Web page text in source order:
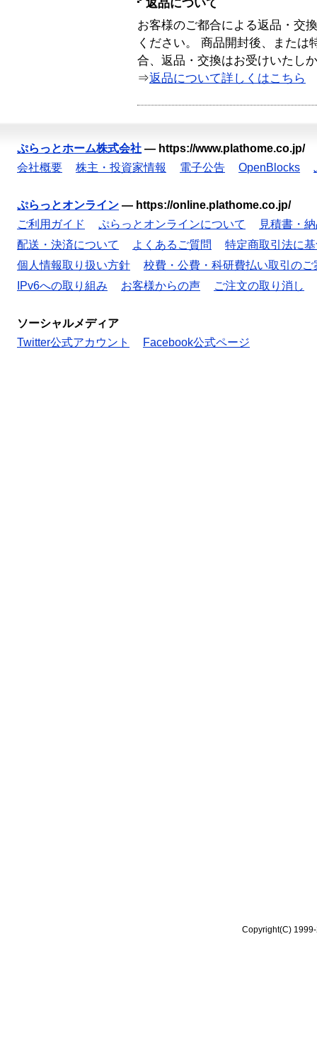
返品について
お客様のご都合による返品・交
ください。 商品開封後、または
合、返品・交換はお受けいたし
⇒返品について詳しくはこちら
ぷらっとホーム株式会社 — https://www.plathome.co.jp/
会社概要
株主・投資家情報 電子公告 OpenBlocks
ぷらっとオンライン — https://online.plathome.co.jp/
ご利用ガイド
ぷらっとオンラインについて
見積書・
配送・決済について
よくあるご質問
特定商取引法に
個人情報取り扱い方針
校費・公費・科研費払い取引のご
IPv6への取り組み
お客様からの声 ご注文の取り消し
ソーシャルメディア
Twitter公式アカウント
Facebook公式ページ
Copyright(C)